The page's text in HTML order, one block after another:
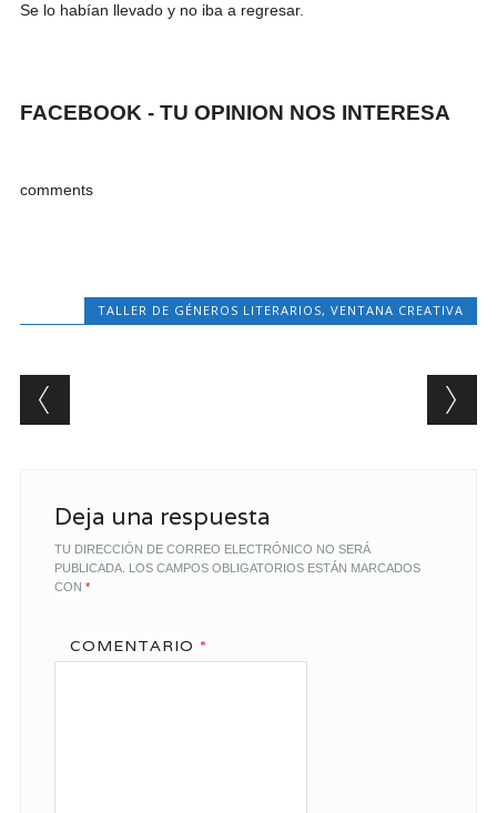
Se lo habían llevado y no iba a regresar.
FACEBOOK - TU OPINION NOS INTERESA
comments
TALLER DE GÉNEROS LITERARIOS,VENTANA CREATIVA
Post navigation
Deja una respuesta
TU DIRECCIÓN DE CORREO ELECTRÓNICO NO SERÁ
PUBLICADA. LOS CAMPOS OBLIGATORIOS ESTÁN MARCADOS
CON *
COMENTARIO *